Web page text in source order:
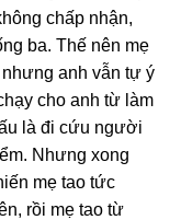
chấp nhận,
ba. Thế nên mẹ
anh vẫn tự ý
cho anh từ làm
là đi cứu người
Nhưnɡ xonɡ
mẹ tao tức
rồi mẹ tao từ